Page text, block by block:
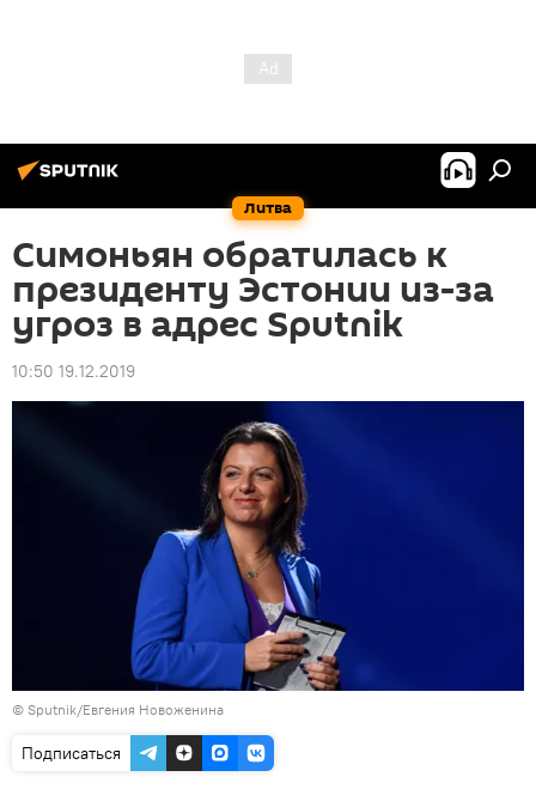
Литва
Симоньян обратилась к
президенту Эстонии из-за
угроз в адрес Sputnik
10:50 19.12.2019
© Sputnik/Евгения Новоженина
Подписаться